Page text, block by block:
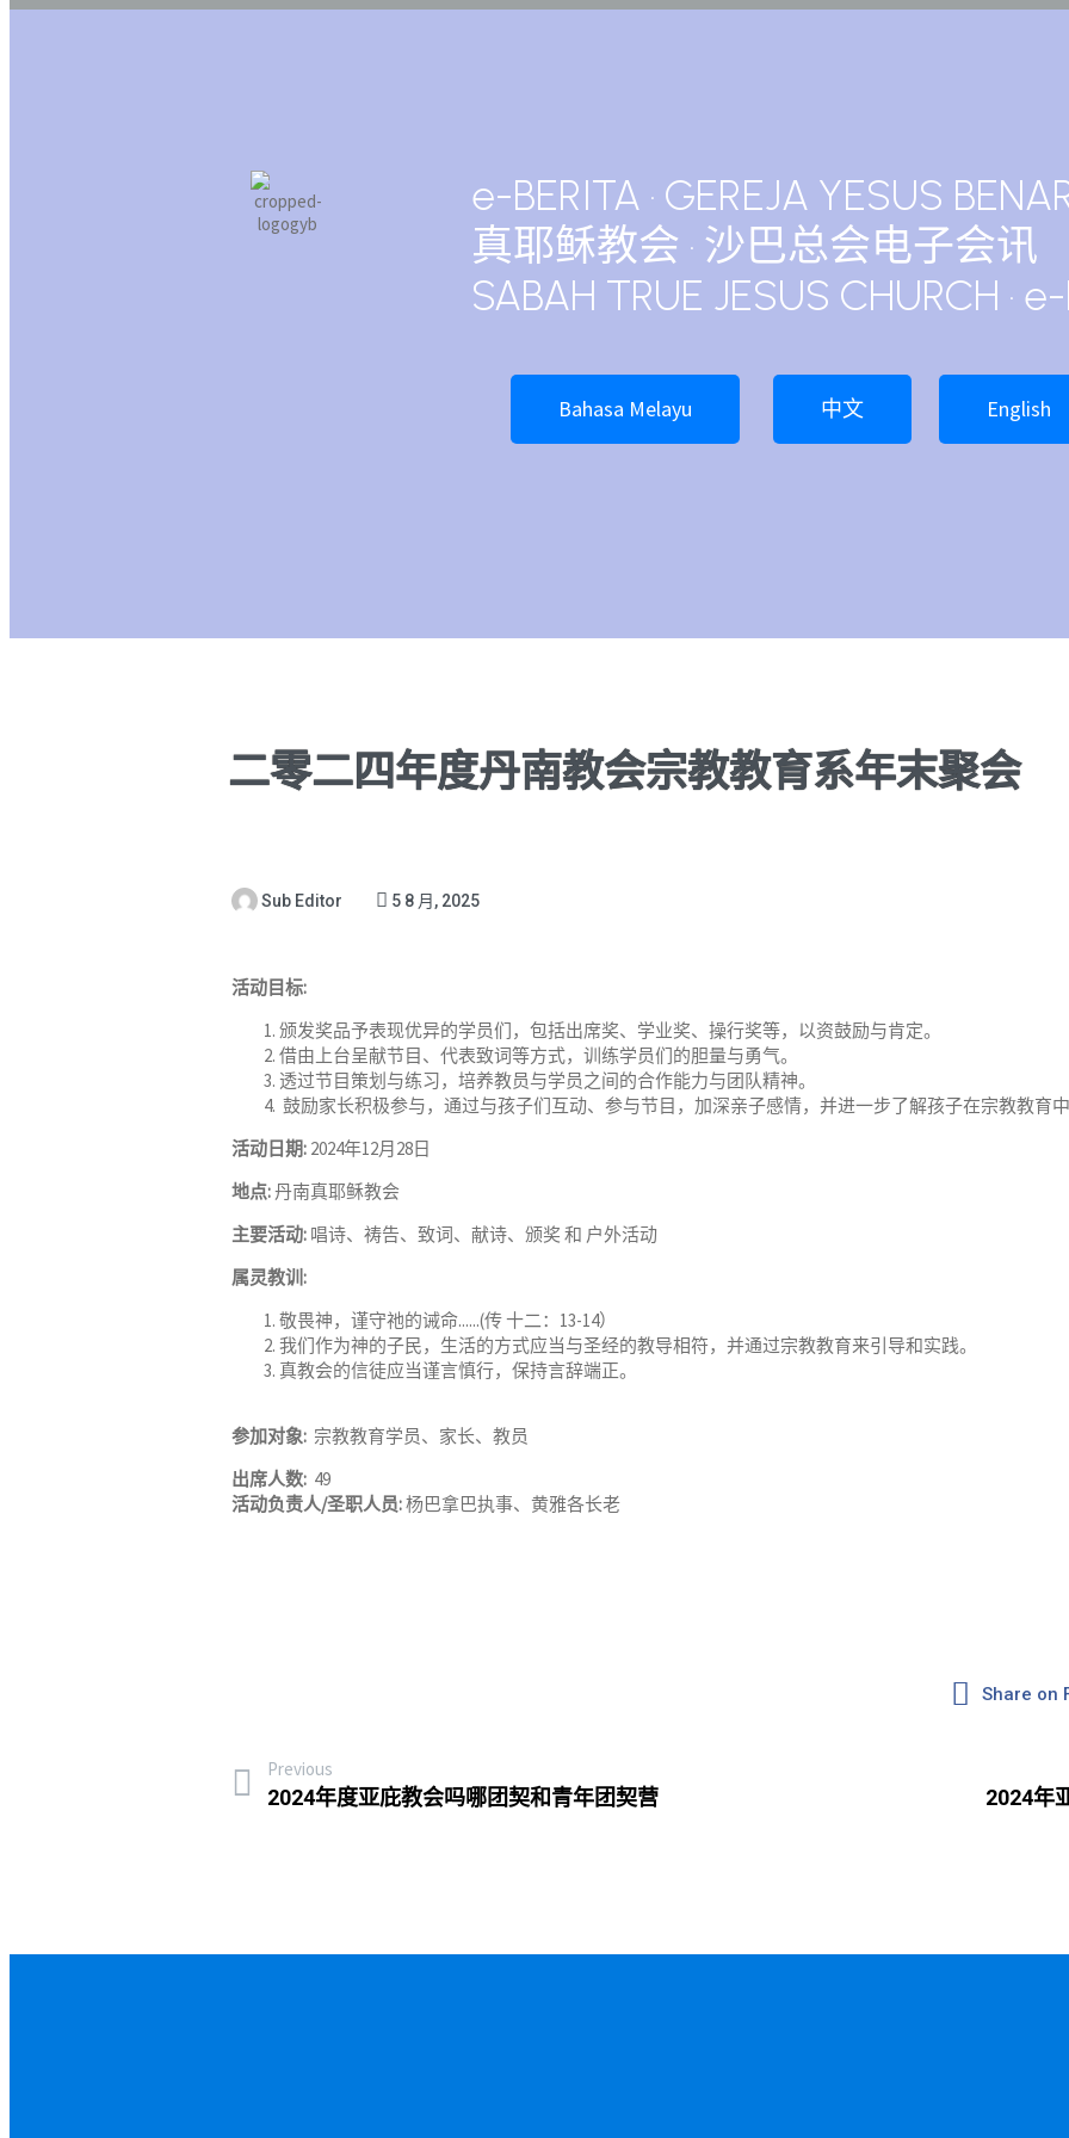
e-BERITA · GEREJA YESUS
真耶稣教会 · 沙巴总会电子会讯
SABAH TRUE JESUS CHURCH ·
Bahasa Melayu 中文 English
二零二四年度丹南教会宗教教育系年末聚会
Sub Editor 5 8 月, 2025
活动目标:
颁发奖品予表现优异的学员们，包括出席奖、学业奖、操行奖等，以资鼓励与肯定。
借由上台呈献节目、代表致词等方式，训练学员们的胆量与勇气。
透过节目策划与练习，培养教员与学员之间的合作能力与团队精神。
鼓励家长积极参与，通过与孩子们互动、参与节目，加深亲子感情，并进一步了解孩子在宗教教育
活动日期: 2024年12月28日
地点:丹南真耶稣教会
主要活动: 唱诗、祷告、致词、献诗、颁奖 和 户外活动
属灵教训:
敬畏神，谨守祂的诫命......(传 十二：13-14）
我们作为神的子民，生活的方式应当与圣经的教导相符，并通过宗教教育来引导和实践。
真教会的信徒应当谨言慎行，保持言辞端正。
参加对象: 宗教教育学员、家长、教员
出席人数: 49
活动负责人/圣职人员:杨巴拿巴执事、黄雅各长老
Share on
Previous
2024年度亚庇教会吗哪团契和青年团契营 2024年